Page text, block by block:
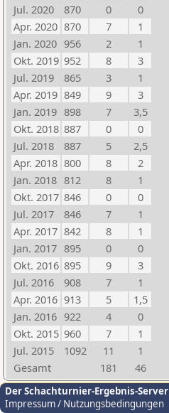
Jul. 2020
870 0
0
Apr. 2020 870 7
1
Jan. 2020 956 2
1
Okt. 2019 952 8
3
Jul. 2019
865 3
1
Apr. 2019 849 9
3
Jan. 2019 898 7
3,5
Okt. 2018 887 0
0
Jul. 2018
887 5
2,5
Apr. 2018 800 8
2
Jan. 2018 812 8
1
Okt. 2017 846 0
0
Jul. 2017
846 7
1
Apr. 2017 842 8
1
Jan. 2017 895 0
0
Okt. 2016 895 9
3
Jul. 2016
908 7
1
Apr. 2016 913 5
1,5
Jan. 2016 922 4
0
Okt. 2015 960 7
1
Jul. 2015
1092 11
1
Gesamt
181 46
Der Schachturnier-Ergebnis-Server
Impressum / Nutzungsbedingungen